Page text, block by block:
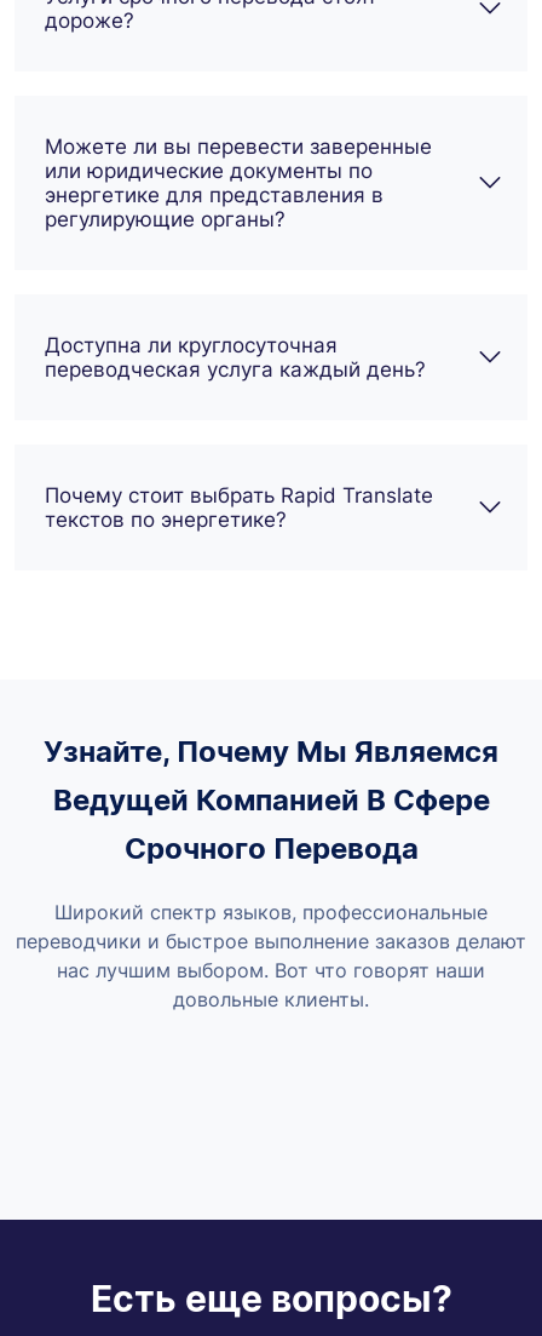
дороже?
Можете ли вы перевести заверенные
или юридические документы по
энергетике для представления в
регулирующие органы?
Доступна ли круглосуточная
переводческая услуга каждый день?
Почему стоит выбрать Rapid Translate
текстов по энергетике?
Узнайте, Почему Мы Являемся
Ведущей Компанией В Сфере
Срочного Перевода
Широкий спектр языков, профессиональные
переводчики и быстрое выполнение заказов делают
нас лучшим выбором. Вот что говорят наши
довольные клиенты.
Есть еще вопросы?